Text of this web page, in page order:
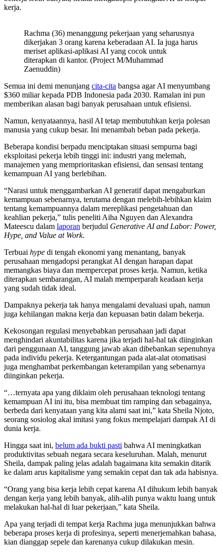
kerja.
Rachma (36) menanggung pekerjaan yang seharusnya
dikerjakan 3 orang karena keberadaan AI. Ia juga harus
meriset aplikasi-aplikasi AI yang cocok untuk
diterapkan di kantor. (Project M/Muhammad
Zaenuddin)
Semua ini demi menunjang cita-cita bangsa agar AI menyumbang
$360 miliar kepada PDB Indonesia pada 2030. Ramalan ini pun
memberikan alasan bagi banyak perusahaan untuk efisiensi.
Namun, kenyataannya, hasil AI tetap membutuhkan kerja polesan
manusia yang cukup besar. Ini menambah beban pada pekerja.
Beberapa kondisi berpadu menciptakan situasi sempurna bagi
eksploitasi pekerja lebih tinggi ini: industri yang melemah,
manajemen yang memprioritaskan efisiensi, dan sensasi tentang
kemampuan AI yang berlebihan.
“Narasi untuk menggambarkan AI generatif dapat mengaburkan
kemampuan sebenarnya, terutama dengan melebih-lebihkan klaim
tentang kemampuannya dalam mereplikasi pengetahuan dan
keahlian pekerja,” tulis peneliti Aiha Nguyen dan Alexandra
Mateescu dalam laporan berjudul Generative AI and Labor: Power,
Hype, and Value at Work.
Terbuai hype di tengah ekonomi yang menantang, banyak
perusahaan mengadopsi perangkat AI dengan harapan dapat
memangkas biaya dan mempercepat proses kerja. Namun, ketika
diterapkan sembarangan, AI malah memperparah keadaan kerja
yang sudah tidak ideal.
Dampaknya pekerja tak hanya mengalami devaluasi upah, namun
juga kehilangan makna kerja dan kepuasan batin dalam bekerja.
Kekosongan regulasi menyebabkan perusahaan jadi dapat
menghindari akuntabilitas karena jika terjadi hal-hal tak diinginkan
dari penggunaan AI, tanggung jawab akan dibebankan sepenuhnya
pada individu pekerja. Ketergantungan pada alat-alat otomatisasi
juga menghambat perkembangan keterampilan yang sebenarnya
diinginkan pekerja.
“…ternyata apa yang diklaim oleh perusahaan teknologi tentang
kemampuan AI ini itu, bisa membuat tim ramping dan sebagainya,
berbeda dari kenyataan yang kita alami saat ini,” kata Sheila Njoto,
seorang sosiolog akal imitasi yang fokus mempelajari dampak AI di
dunia kerja.
Hingga saat ini, belum ada bukti pasti bahwa AI meningkatkan
produktivitas sebuah negara secara keseluruhan. Malah, menurut
Sheila, dampak paling jelas adalah bagaimana kita semakin ditarik
ke dalam arus kapitalisme yang semakin cepat dan tak ada habisnya.
“Orang yang bisa kerja lebih cepat karena AI dihukum lebih banyak
dengan kerja yang lebih banyak, alih-alih punya waktu luang untuk
melakukan hal-hal di luar pekerjaan,” kata Sheila.
Apa yang terjadi di tempat kerja Rachma juga menunjukkan bahwa
beberapa proses kerja di profesinya, seperti menerjemahkan bahasa,
kian dianggap sepele dan karenanya cukup dilakukan mesin.